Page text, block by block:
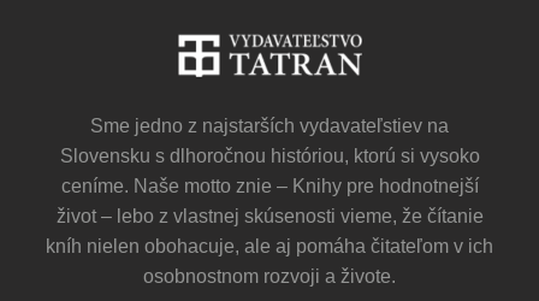
Sme jedno z najstarších vydavateľstiev na
Slovensku s dlhoročnou históriou, ktorú si vysoko
ceníme. Naše motto znie – Knihy pre hodnotnejší
život – lebo z vlastnej skúsenosti vieme, že čítanie
kníh nielen obohacuje, ale aj pomáha čitateľom v ich
osobnostnom rozvoji a živote.